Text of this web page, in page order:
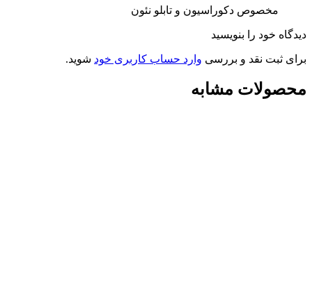
مخصوص دکوراسیون و تابلو نئون
دیدگاه خود را بنویسید
برای ثبت نقد و بررسی وارد حساب کاربری خود شوید.
محصولات مشابه